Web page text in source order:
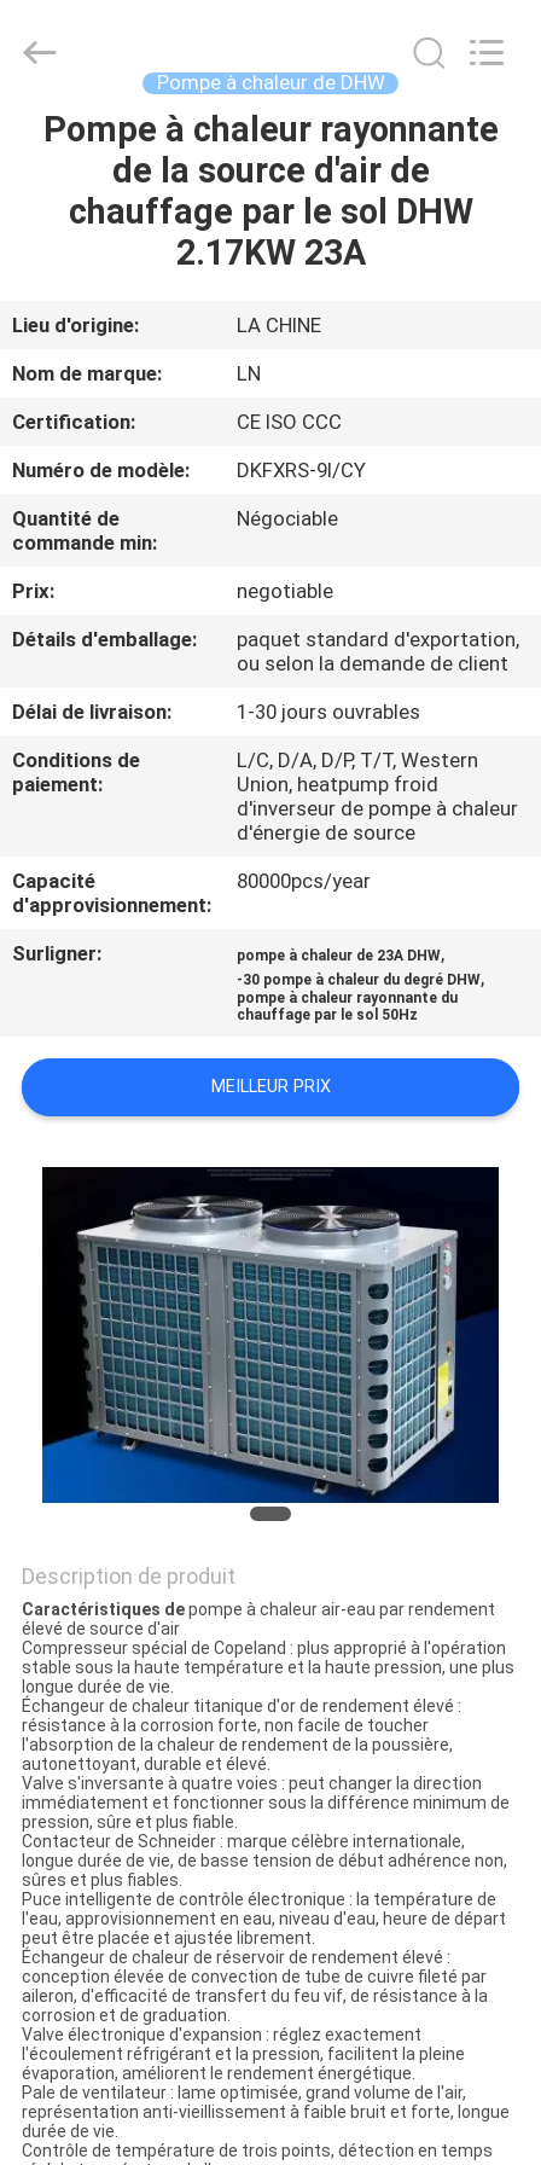
MAISON
VIDÉOS
À
PROPOS
DE
VISITE
L'USINE
CONTRÔLE
LA
QUALITÉ
NOUVELLES
AFFAIRES
DEMANDEZ
DEVIS
DU
SITE
POLITIQUE
DE
CONFIDENTIALITÉ
Technology
Reserved.
Developed
Pompe à chaleur de DHW
Pompe à chaleur rayonnante
de la source d'air de
chauffage par le sol DHW
2.17KW 23A
Lieu d'origine:
LA CHINE
Nom de marque:
LN
Certification:
CE ISO CCC
Numéro de modèle:
DKFXRS-9I/CY
Quantité de
commande min:
Négociable
Prix:
negotiable
Détails d'emballage:
paquet standard d'exportation,
ou selon la demande de client
Délai de livraison:
1-30 jours ouvrables
Conditions de
paiement:
L/C, D/A, D/P, T/T, Western
Union, heatpump froid
d'inverseur de pompe à chaleur
d'énergie de source
Capacité
d'approvisionnement:
80000pcs/year
Surligner: pompe à chaleur de 23A DHW,
-30 pompe à chaleur du degré DHW,
pompe à chaleur rayonnante du
chauffage par le sol 50Hz
MEILLEUR PRIX
Description de produit
Caractéristiques depompe à chaleur air-eau par rendement
élevé de source d'air
Compresseur spécial de Copeland : plus approprié à l'opération
stable sous la haute température et la haute pression, une plus
longue durée de vie.
Échangeur de chaleur titanique d'or de rendement élevé :
résistance à la corrosion forte, non facile de toucher
l'absorption de la chaleur de rendement de la poussière,
autonettoyant, durable et élevé.
Valve s'inversante à quatre voies : peut changer la direction
immédiatement et fonctionner sous la différence minimum de
pression, sûre et plus fiable.
Contacteur de Schneider : marque célèbre internationale,
longue durée de vie, de basse tension de début adhérence non,
sûres et plus fiables.
Puce intelligente de contrôle électronique : la température de
l'eau, approvisionnement en eau, niveau d'eau, heure de départ
peut être placée et ajustée librement.
Échangeur de chaleur de réservoir de rendement élevé :
conception élevée de convection de tube de cuivre fileté par
aileron, d'efficacité de transfert du feu vif, de résistance à la
corrosion et de graduation.
Valve électronique d'expansion : réglez exactement
l'écoulement réfrigérant et la pression, facilitent la pleine
évaporation, améliorent le rendement énergétique.
Pale de ventilateur : lame optimisée, grand volume de l'air,
représentation anti-vieillissement à faible bruit et forte, longue
durée de vie.
Contrôle de température de trois points, détection en temps